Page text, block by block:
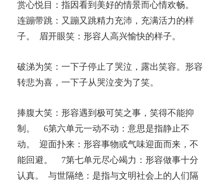
赏心悦目：指因看到美好的情景而心情欢畅。
连蹦带跳：又蹦又跳精力充沛，充满活力的样
子。 眉开眼笑：形容人高兴愉快的样子。
破涕为笑：一下子停止了哭泣，露出笑容。形容
转悲为喜，一下子从哭泣变为了笑。
捧腹大笑：形容遇到极可笑之事，笑得不能抑
制。 6第六单元一动不动：意思是指静止不
动。 迎面扑来：形容事物或气味迎面而来，不
能回避。 7第七单元尽心竭力：形容做事十分
认真。 与世隔绝：是指与文明社会上的人们隔